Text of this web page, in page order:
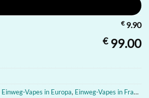
€9.90
€99.00
Einweg-Vapes in Europa, Einweg-Vapes in Frankreich